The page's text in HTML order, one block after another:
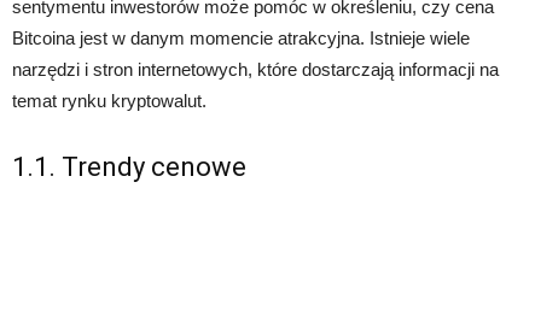
sentymentu inwestorów może pomóc w określeniu, czy cena
Bitcoina jest w danym momencie atrakcyjna. Istnieje wiele
narzędzi i stron internetowych, które dostarczają informacji na
temat rynku kryptowalut.
1.1. Trendy cenowe